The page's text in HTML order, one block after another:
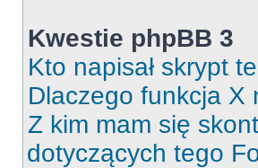
Kwestie phpBB 3
Kto napisał skrypt
Dlaczego funkcja X
Z kim mam się
dotyczących tego